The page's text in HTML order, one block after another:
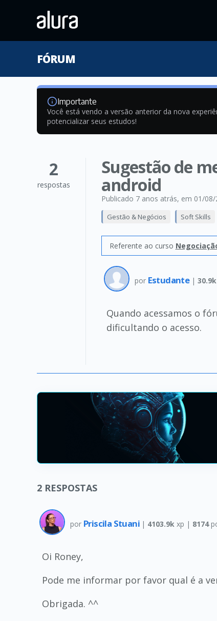
FÓRUM
Importante
Você está vendo a versão anterior da nova
potencializar seus estudos!
2
respostas
Sugestão de
android
Publicado 7 anos atrás, em 01/08/
Gestão & Negócios Soft Skills
Referente ao curso
por Estudante | 30.9k
Quando acessamos o
dificultando o acesso.
2 RESPOSTAS
por Priscila Stuani | 4103.9k xp | 8174
Oi Roney,
Pode me informar por favor qual é a
Obrigada. ^^